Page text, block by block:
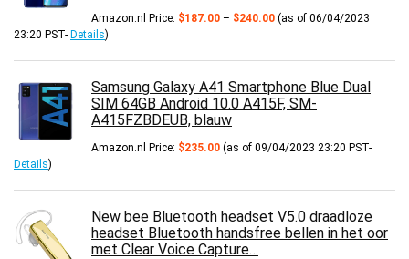
Amazon.nl Price: $187.00 – $240.00Prijsklasse:
$187.00
(as of 06/04/2023
23:20 PST- Details)
Samsung Galaxy A41 Smartphone Blue Dual
SIM 64GB Android 10.0 A415F, SM-
A415FZBDEUB, blauw
Amazon.nl Price: $235.00 (as of 09/04/2023 23:20 PST-
Details)
New bee Bluetooth headset V5.0 draadloze
headset Bluetooth handsfree bellen in het oor
met Clear Voice Capture…